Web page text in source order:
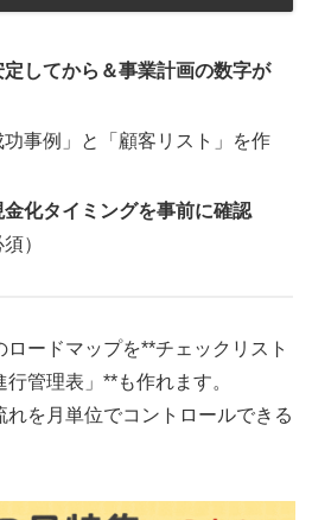
してから＆事業計画の数字が
事例」と「顧客リスト」を作
金化タイミングを事前に確認
）
ロードマップを**チェックリスト
管理表」**も作れます。
を月単位でコントロールできる